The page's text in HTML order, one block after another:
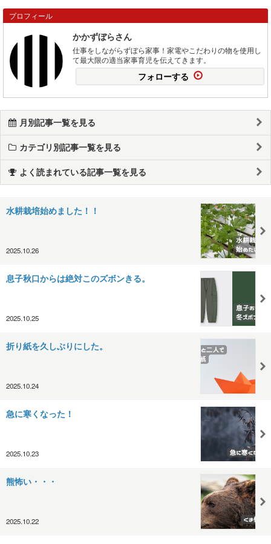
プロフィール
かかずぼらさん
仕事をしながらずぼら家事！家電やこだわりの物を使用し
て最大限の適当家事育児を伝えてきます。
フォローする
月別記事一覧を見る
カテゴリ別記事一覧を見る
よく読まれている記事一覧を見る
水耕栽培始めました！！
2025.10.26
息子秋口からは絶対このズボンきる。
2025.10.25
折り紙を久しぶりにした。
2025.10.24
急に寒くなった！
2025.10.23
熊怖い・・・
2025.10.22